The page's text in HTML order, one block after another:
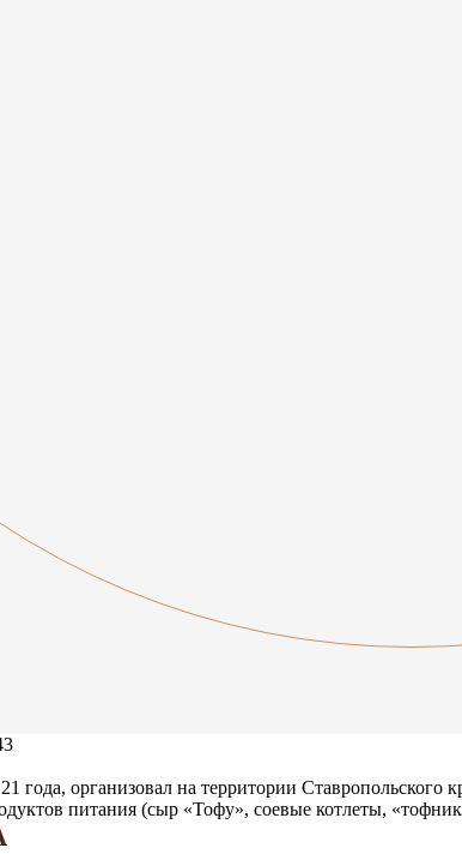
года, организовал на территории Ставропольского
питания (сыр «Тофу», соевые котлеты,